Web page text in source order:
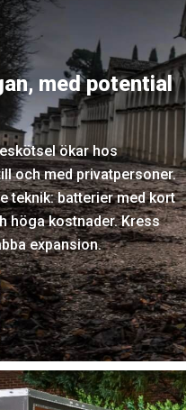
med potential
ökar hos
och med privatpersoner.
teknik: batterier med kort
höga kostnader. Kress
expansion.